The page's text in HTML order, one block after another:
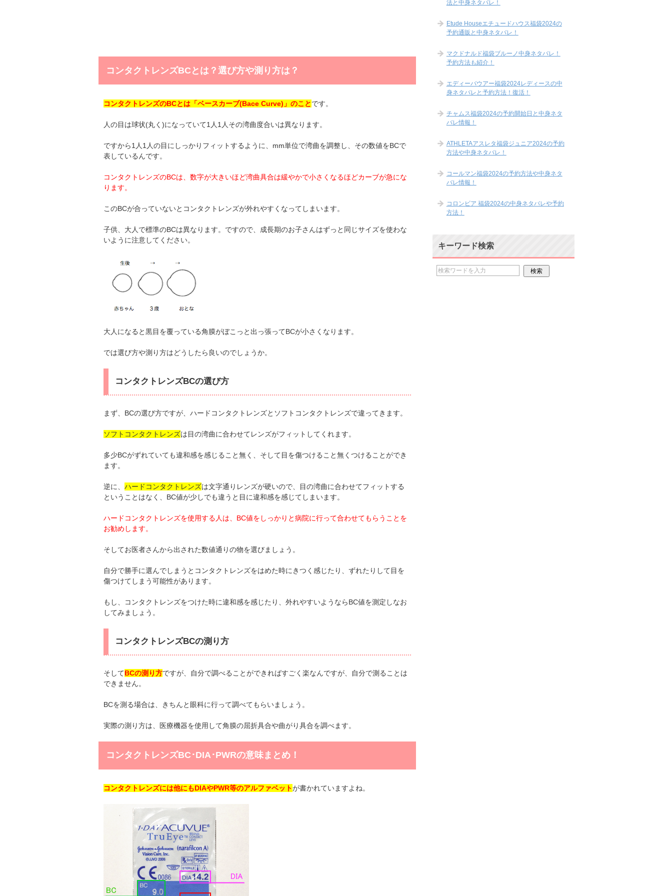
コンタクトレンズBCとは？選び方や測り方は？
コンタクトレンズのBCとは「ベースカーブ(Bace Curve)」のことです。
人の目は球状(丸く)になっていて1人1人その湾曲度合いは異なります。
ですから1人1人の目にしっかりフィットするように、mm単位で湾曲を調整し、その数値をBCで
表しているんです。
コンタクトレンズのBCは、数字が大きいほど湾曲具合は緩やかで小さくなるほどカーブが急にな
ります。
このBCが合っていないとコンタクトレンズが外れやすくなってしまいます。
子供、大人で標準のBCは異なります。ですので、成長期のお子さんはずっと同じサイズを使わな
いように注意してください。
大人になると黒目を覆っている角膜がぼこっと出っ張ってBCが小さくなります。
では選び方や測り方はどうしたら良いのでしょうか。
コンタクトレンズBCの選び方
まず、BCの選び方ですが、ハードコンタクトレンズとソフトコンタクトレンズで違ってきます。
ソフトコンタクトレンズは目の湾曲に合わせてレンズがフィットしてくれます。
多少BCがずれていても違和感を感じること無く、そして目を傷つけること無くつけることができ
ます。
逆に、 ハードコンタクトレンズは文字通りレンズが硬いので、目の湾曲に合わせてフィットする
ということはなく、BC値が少しでも違うと目に違和感を感じてしまいます。
ハードコンタクトレンズを使用する人は、BC値をしっかりと病院に行って合わせてもらうことを
お勧めします。
そしてお医者さんから出された数値通りの物を選びましょう。
自分で勝手に選んでしまうとコンタクトレンズをはめた時にきつく感じたり、ずれたりして目を
傷つけてしまう可能性があります。
もし、コンタクトレンズをつけた時に違和感を感じたり、外れやすいようならBC値を測定しなお
してみましょう。
コンタクトレンズBCの測り方
そしてBCの測り方ですが、自分で調べることができればすごく楽なんですが、自分で測ることは
できません。
BCを測る場合は、きちんと眼科に行って調べてもらいましょう。
実際の測り方は、医療機器を使用して角膜の屈折具合や曲がり具合を調べます。
コンタクトレンズBC･DIA･PWRの意味まとめ！
コンタクトレンズには他にもDIAやPWR等のアルファベットが書かれていますよね。
法と中身ネタバレ！
Etude Houseエチュードハウス福袋2024の
予約通販と中身ネタバレ！
マクドナルド福袋ブルーノ中身ネタバレ！
予約方法も紹介！
エディーバウアー福袋2024レディースの中
身ネタバレと予約方法！復活！
チャムス福袋2024の予約開始日と中身ネタ
バレ情報！
ATHLETAアスレタ福袋ジュニア2024の予約
方法や中身ネタバレ！
コールマン福袋2024の予約方法や中身ネタ
バレ情報！
コロンビア 福袋2024の中身ネタバレや予約
方法！
キーワード検索